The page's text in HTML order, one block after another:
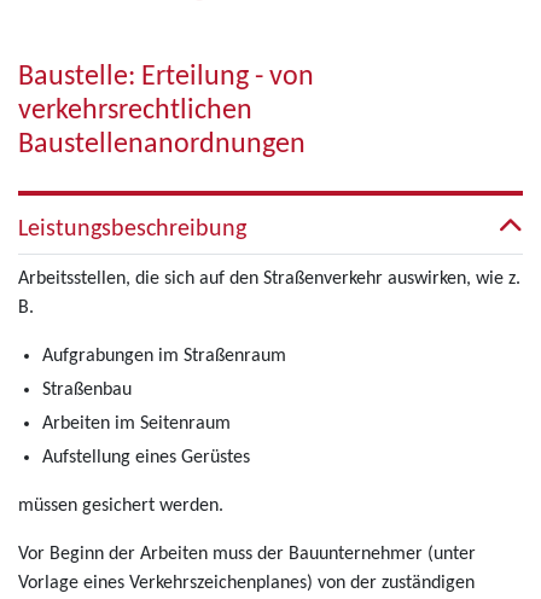
Baustelle: Erteilung - von
verkehrsrechtlichen
Baustellenanordnungen
Leistungsbeschreibung
Arbeitsstellen, die sich auf den Straßenverkehr auswirken, wie z.
B.
Aufgrabungen im Straßenraum
Straßenbau
Arbeiten im Seitenraum
Aufstellung eines Gerüstes
müssen gesichert werden.
Vor Beginn der Arbeiten muss der Bauunternehmer (unter
Vorlage eines Verkehrszeichenplanes) von der zuständigen